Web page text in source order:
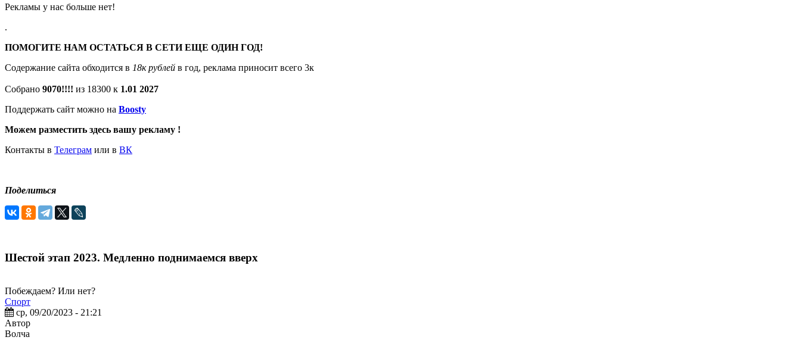
Рекламы у нас больше нет!
.
ПОМОГИТЕ НАМ ОСТАТЬСЯ В СЕТИ ЕЩЕ ОДИН ГОД!
Содержание сайта обходится в 18к рублей в год, реклама приносит всего 3к
Собрано 9070!!!! из 18300 к 1.01 2027
Поддержать сайт можно на Boosty
Можем разместить здесь вашу рекламу !
Контакты в Телеграм или в ВК
Поделиться
Шестой этап 2023. Медленно поднимаемся вверх
Побеждаем? Или нет?
Спорт
ср, 09/20/2023 - 21:21
Автор
Волчa